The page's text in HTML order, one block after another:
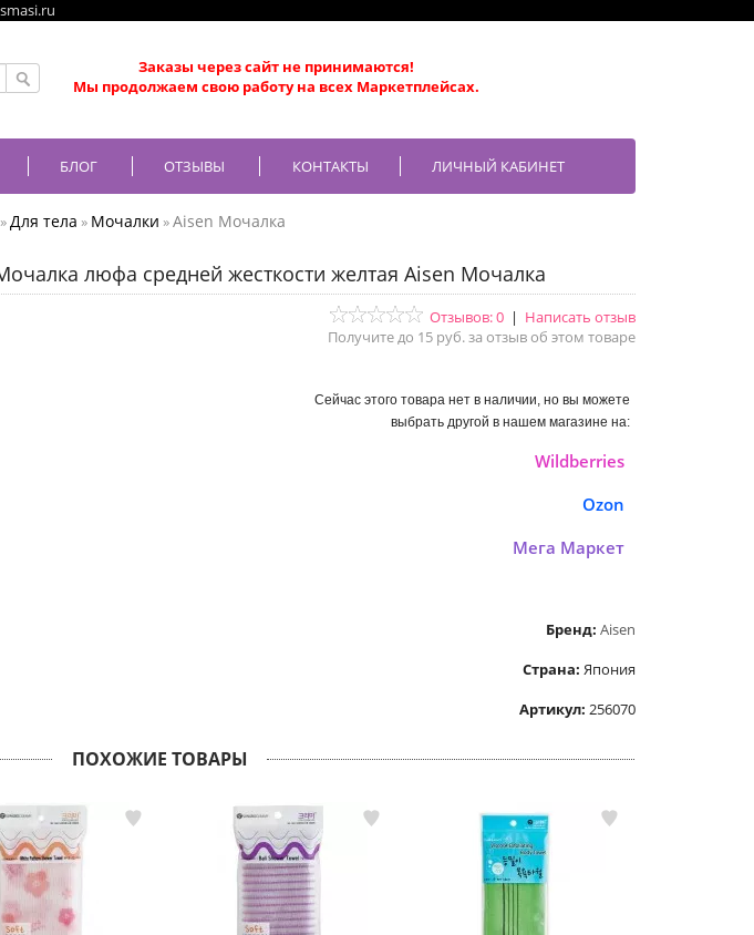
Заказы через сайт не принимаются!
Мы продолжаем свою работу на всех Маркетплейсах.
БЛОГ ОТЗЫВЫ КОНТАКТЫ ЛИЧНЫЙ КАБИНЕТ
»Для тела » Мочалки »Aisen Мочалка
люфа средней жесткости желтая Aisen Мочалка
Отзывов: 0 | Написать отзыв
Получите до 15 руб. за отзыв об этом товаре
Сейчас этого товара нет в наличии, но вы можете
выбрать другой в нашем магазине на:
Wildberries
Ozon
Мега Маркет
Бренд: Aisen
Страна: Япония
Артикул: 256070
ПОХОЖИЕ ТОВАРЫ